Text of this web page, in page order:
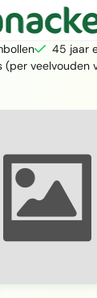
45 jaar
(per veelvouden